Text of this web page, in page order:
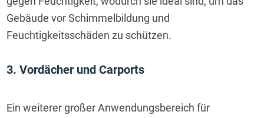
Gebäude vor Schimmelbildung und
Feuchtigkeitsschäden zu schützen.
3. Vordächer und Carports
Ein weiterer großer Anwendungsbereich für